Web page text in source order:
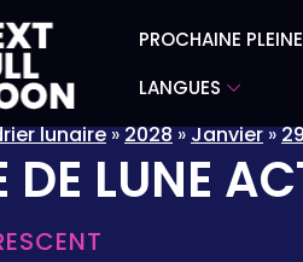
PROCHAINE
LANGUES
lunaire»2028»Janvier»
DE LUNE